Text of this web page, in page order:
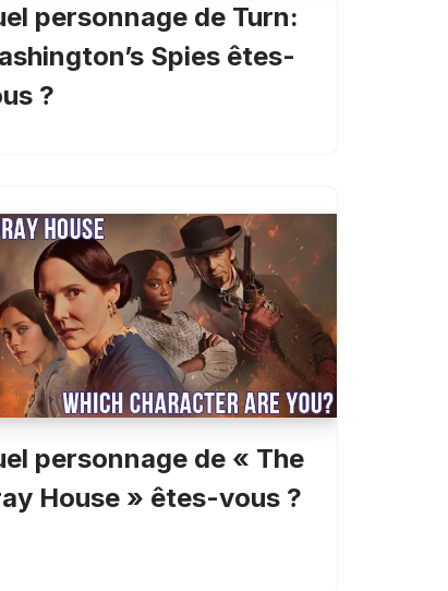
personnage de Turn:
Spies êtes-
?
personnage de « The
House » êtes-vous ?